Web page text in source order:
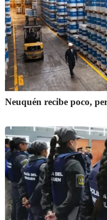
Neuquén recibe poco,